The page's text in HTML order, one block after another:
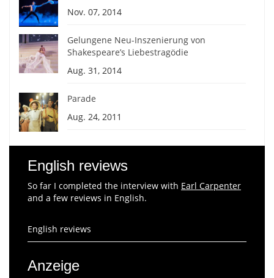
Nov. 07, 2014
Gelungene Neu-Inszenierung von
Shakespeare’s Liebestragödie
Aug. 31, 2014
Parade
Aug. 24, 2011
English reviews
So far I completed the interview with Earl Carpenter
and a few reviews in English.
English reviews
Anzeige